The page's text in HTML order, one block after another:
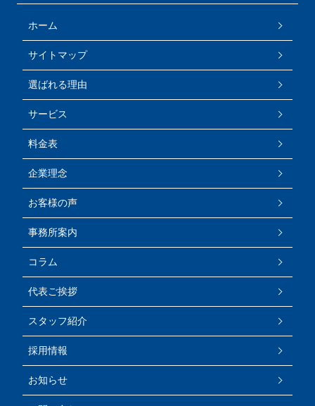
ホーム
サイトマップ
選ばれる理由
サービス
料金表
企業理念
お客様の声
事務所案内
コラム
代表ご挨拶
スタッフ紹介
採用情報
お知らせ